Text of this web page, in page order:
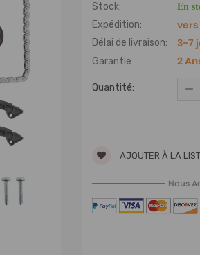
Stock:
En
Expédition:
Délai de livraison: 3-7
Garantie 2
Quantité:
AJOUTER À LA
Nous